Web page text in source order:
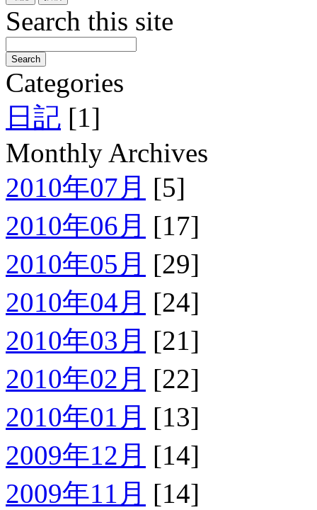
Search this site
Categories
日記 [1]
Monthly Archives
2010年07月 [5]
2010年06月 [17]
2010年05月 [29]
2010年04月 [24]
2010年03月 [21]
2010年02月 [22]
2010年01月 [13]
2009年12月 [14]
2009年11月 [14]